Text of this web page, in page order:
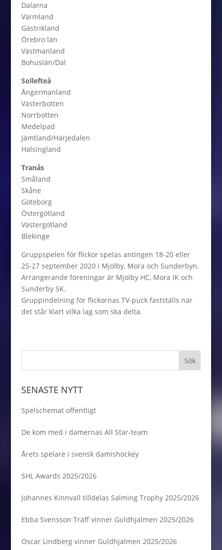
Dalarna
Värmland
Gästrikland
Örebro län
Västmanland
Bohuslän/Dal
Sollefteå
Ångermanland
Västerbotten
Norrbotten
Medelpad
Jämtland/Härjedalen
Hälsingland
Tranås
Småland
Skåne
Göteborg
Östergötland
Västergötland
Blekinge
Gruppspelen för flickor spelas antingen 18-20 eller
25-27 september 2020 i Mjölby, Mora och Sunderbyn.
Arrangerande föreningar är Mjölby HC, Mora IK och
Sunderby SK.
Gruppindelning för flickornas TV-puck fastställs när
det står klart vilka lag som ska delta.
SENASTE NYTT
Spelschemat offentligt
De kom med i damernas All Star-team
Årets spelare i svensk damishockey
SHL Awards 2025/2026
Johannes Kinnvall tilldelas Salming Trophy 2025/2026
Ebba Svensson Träff vinner Guldhjälmen 2025/2026
Oscar Lindberg vinner Guldhjälmen 2025/2026